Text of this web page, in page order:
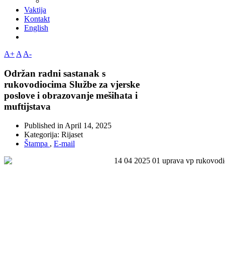
Vaktija
Kontakt
English
A+ A A-
Održan radni sastanak s
rukovodiocima Službe za vjerske
poslove i obrazovanje mešihata i
muftijstava
Published in April 14, 2025
Kategorija: Rijaset
Štampa , E-mail